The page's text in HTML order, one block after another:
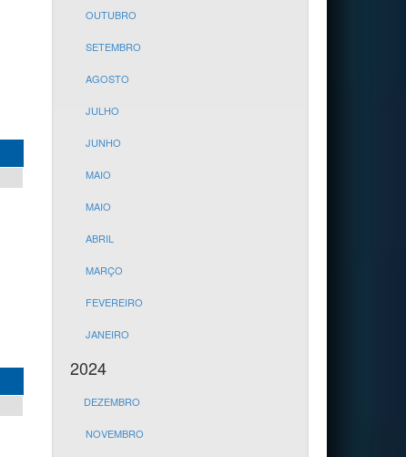
OUTUBRO
SETEMBRO
AGOSTO
JULHO
JUNHO
MAIO
MAIO
ABRIL
MARÇO
FEVEREIRO
JANEIRO
2024
DEZEMBRO
NOVEMBRO